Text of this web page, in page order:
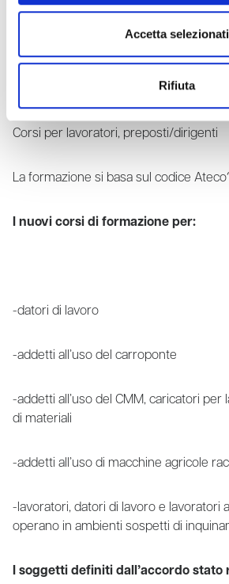
Accetta selezionati
Rifiuta
Corsi per lavoratori, preposti/dirigenti
La formazione si basa sul codice
I nuovi corsi di formazione per:
-datori di lavoro
-addetti all’uso del carroponte
-addetti all’uso del CMM, caricatori per
di materiali
-addetti all’uso di macchine agricole
-lavoratori, datori di lavoro e lavoratori
operano in ambienti sospetti di
I soggetti definiti dall’accordo stato